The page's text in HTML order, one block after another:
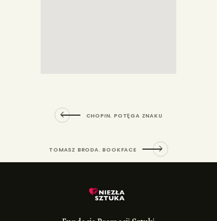
CHOPIN. POTĘGA ZNAKU
TOMASZ BRODA. BOOKFACE